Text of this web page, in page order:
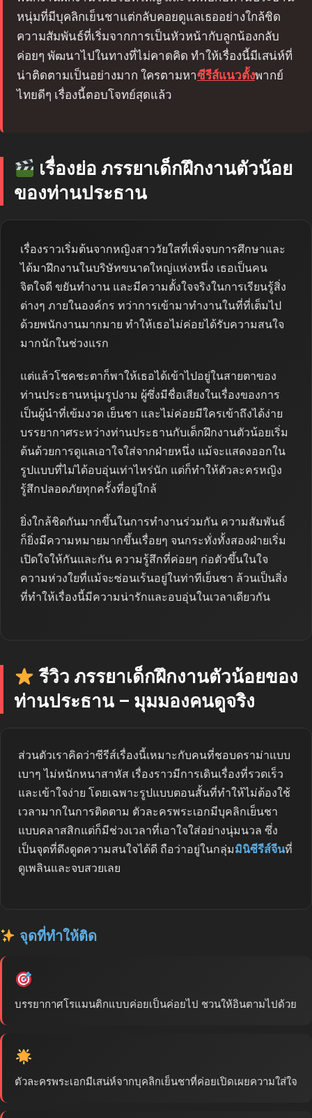
หนุ่มที่มีบุคลิกเย็นชาแต่กลับคอยดูแลเธออย่างใกล้ชิด
ความสัมพันธ์ที่เริ่มจากการเป็นหัวหน้ากับลูกน้องกลับ
ค่อยๆ พัฒนาไปในทางที่ไม่คาดคิด ทำให้เรื่องนี้มีเสน่ห์ที่
น่าติดตามเป็นอย่างมาก ใครตามหาซีรีส์แนวตั้งพากย์
ไทยดีๆ เรื่องนี้ตอบโจทย์สุดแล้ว
เรื่องย่อ ภรรยาเด็กฝึกงานตัวน้อย
ของท่านประธาน
เรื่องราวเริ่มต้นจากหญิงสาววัยใสที่เพิ่งจบการศึกษาและ
ได้มาฝึกงานในบริษัทขนาดใหญ่แห่งหนึ่ง เธอเป็นคน
จิตใจดี ขยันทำงาน และมีความตั้งใจจริงในการเรียนรู้สิ่ง
ต่างๆ ภายในองค์กร ทว่าการเข้ามาทำงานในที่ที่เต็มไป
ด้วยพนักงานมากมาย ทำให้เธอไม่ค่อยได้รับความสนใจ
มากนักในช่วงแรก
แต่แล้วโชคชะตาก็พาให้เธอได้เข้าไปอยู่ในสายตาของ
ท่านประธานหนุ่มรูปงาม ผู้ซึ่งมีชื่อเสียงในเรื่องของการ
เป็นผู้นำที่เข้มงวด เย็นชา และไม่ค่อยมีใครเข้าถึงได้ง่าย
บรรยากาศระหว่างท่านประธานกับเด็กฝึกงานตัวน้อยเริ่ม
ต้นด้วยการดูแลเอาใจใส่จากฝ่ายหนึ่ง แม้จะแสดงออกใน
รูปแบบที่ไม่ได้อบอุ่นเท่าไหร่นัก แต่ก็ทำให้ตัวละครหญิง
รู้สึกปลอดภัยทุกครั้งที่อยู่ใกล้
ยิ่งใกล้ชิดกันมากขึ้นในการทำงานร่วมกัน ความสัมพันธ์
ก็ยิ่งมีความหมายมากขึ้นเรื่อยๆ จนกระทั่งทั้งสองฝ่ายเริ่ม
เปิดใจให้กันและกัน ความรู้สึกที่ค่อยๆ ก่อตัวขึ้นในใจ
ความห่วงใยที่แม้จะซ่อนเร้นอยู่ในท่าทีเย็นชา ล้วนเป็นสิ่ง
ที่ทำให้เรื่องนี้มีความน่ารักและอบอุ่นในเวลาเดียวกัน
รีวิว ภรรยาเด็กฝึกงานตัวน้อยของ
ท่านประธาน – มุมมองคนดูจริง
ส่วนตัวเราคิดว่าซีรีส์เรื่องนี้เหมาะกับคนที่ชอบดราม่าแบบ
เบาๆ ไม่หนักหนาสาหัส เรื่องราวมีการเดินเรื่องที่รวดเร็ว
และเข้าใจง่าย โดยเฉพาะรูปแบบตอนสั้นที่ทำให้ไม่ต้องใช้
เวลามากในการติดตาม ตัวละครพระเอกมีบุคลิกเย็นชา
แบบคลาสสิกแต่ก็มีช่วงเวลาที่เอาใจใส่อย่างนุ่มนวล ซึ่ง
เป็นจุดที่ดึงดูดความสนใจได้ดี ถือว่าอยู่ในกลุ่มมินิซีรีส์จีนที่
ดูเพลินและจบสวยเลย
จุดที่ทำให้ติด
บรรยากาศโรแมนติกแบบค่อยเป็นค่อยไป ชวนให้อินตามไปด้วย
ตัวละครพระเอกมีเสน่ห์จากบุคลิกเย็นชาที่ค่อยเปิดเผยความใส่ใจ